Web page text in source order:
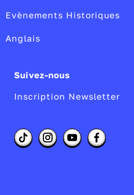
Evènements Historiques
Anglais
Suivez-nous
Inscription Newsletter